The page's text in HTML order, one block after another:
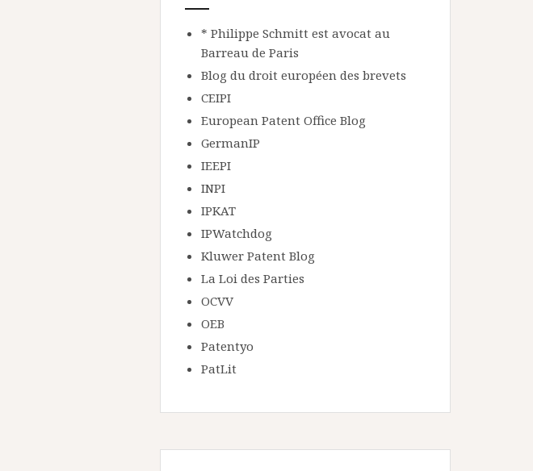
* Philippe Schmitt est avocat au
Barreau de Paris
Blog du droit européen des brevets
CEIPI
European Patent Office Blog
GermanIP
IEEPI
INPI
IPKAT
IPWatchdog
Kluwer Patent Blog
La Loi des Parties
OCVV
OEB
Patentyo
PatLit